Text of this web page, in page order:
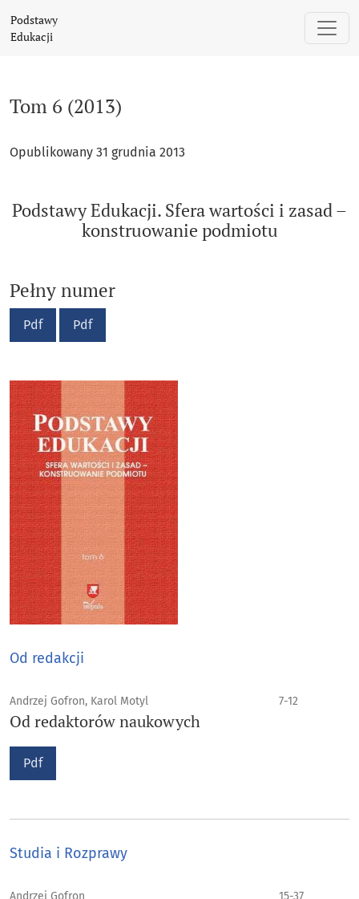
Tom 6 (2013): Podstawy Edukacji. Sfera wartości i zasad –
Podstawy
Edukacji
Tom 6 (2013)
Opublikowany 31 grudnia 2013
Podstawy Edukacji. Sfera wartości i zasad –
konstruowanie podmiotu
Pełny numer
Pdf Pdf
Od redakcji
Andrzej Gofron, Karol Motyl 7-12
Od redaktorów naukowych
Pdf
Studia i Rozprawy